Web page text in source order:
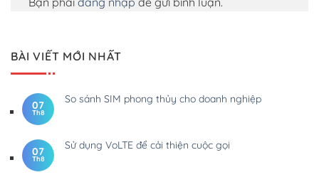
BÀI VIẾT MỚI NHẤT
07
Th8
So sánh SIM phong thủy cho doanh nghiệp
07
Th8
Sử dụng VoLTE để cải thiện cuộc gọi